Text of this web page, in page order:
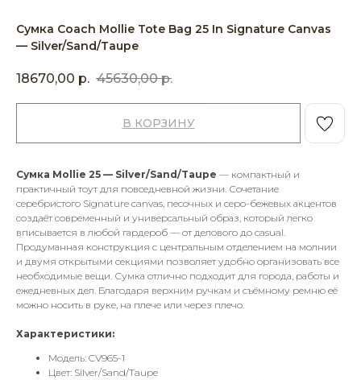
Сумка Coach Mollie Tote Bag 25 In Signature Canvas
— Silver/Sand/Taupe
18670,00 р. 45630,00 р.
В КОРЗИНУ
Сумка Mollie 25 — Silver/Sand/Taupe — компактный и
практичный тоут для повседневной жизни. Сочетание
серебристого Signature canvas, песочных и серо-бежевых акцентов
создаёт современный и универсальный образ, который легко
вписывается в любой гардероб — от делового до casual.
Продуманная конструкция с центральным отделением на молнии
и двумя открытыми секциями позволяет удобно организовать все
необходимые вещи. Сумка отлично подходит для города, работы и
ежедневных дел. Благодаря верхним ручкам и съёмному ремню её
можно носить в руке, на плече или через плечо.
Характеристики:
Модель: CV965-1
Цвет: Silver/Sand/Taupe